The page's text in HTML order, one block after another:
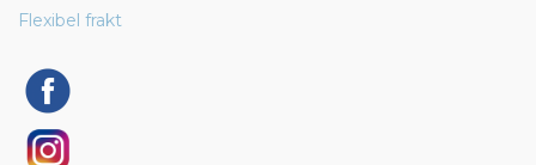
Flexibel frakt